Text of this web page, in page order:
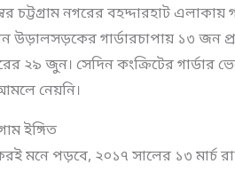
চট্টগ্রাম নগরের বহদ্দারহাট এলাকায়
উড়ালসড়কের গার্ডারচাপায় ১৩ জন
২৯ জুন। সেদিন কংক্রিটের গার্ডার
নেয়নি।
ইঙ্গিত
মনে পড়বে, ২০১৭ সালের ১৩ মার্চ